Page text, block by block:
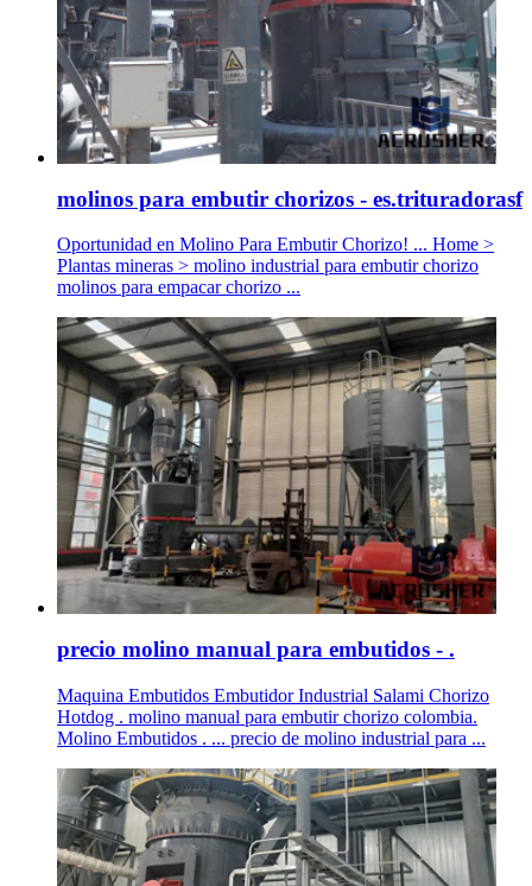
molinos para embutir chorizos - es.trituradorasf
Oportunidad en Molino Para Embutir Chorizo! ... Home >
Plantas mineras > molino industrial para embutir chorizo
molinos para empacar chorizo ...
precio molino manual para embutidos - .
Maquina Embutidos Embutidor Industrial Salami Chorizo
Hotdog . molino manual para embutir chorizo colombia.
Molino Embutidos . ... precio de molino industrial para ...